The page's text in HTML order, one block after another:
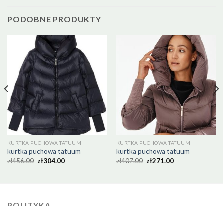
PODOBNE PRODUKTY
KURTKA PUCHOWA TATUUM
kurtka puchowa tatuum
zł456.00 zł304.00
KURTKA PUCHOWA TATUUM
kurtka puchowa tatuum
zł407.00 zł271.00